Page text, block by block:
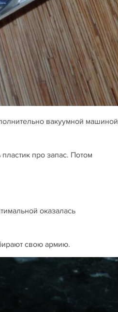
вакуумной машиной
про запас. Потом
оказалась
свою армию.